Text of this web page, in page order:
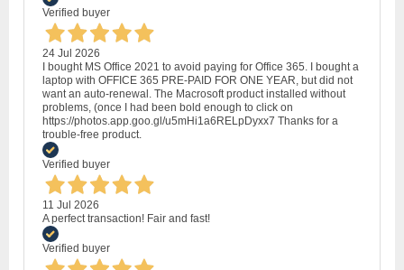
Verified buyer
24 Jul 2026
I bought MS Office 2021 to avoid paying for Office 365. I bought a
laptop with OFFICE 365 PRE-PAID FOR ONE YEAR, but did not
want an auto-renewal. The Macrosoft product installed without
problems, (once I had been bold enough to click on
https://photos.app.goo.gl/u5mHi1a6RELpDyxx7 Thanks for a
trouble-free product.
Verified buyer
11 Jul 2026
A perfect transaction! Fair and fast!
Verified buyer